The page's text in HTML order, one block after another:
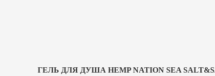
ГЕЛЬ ДЛЯ ДУША HEMP NATION SEA